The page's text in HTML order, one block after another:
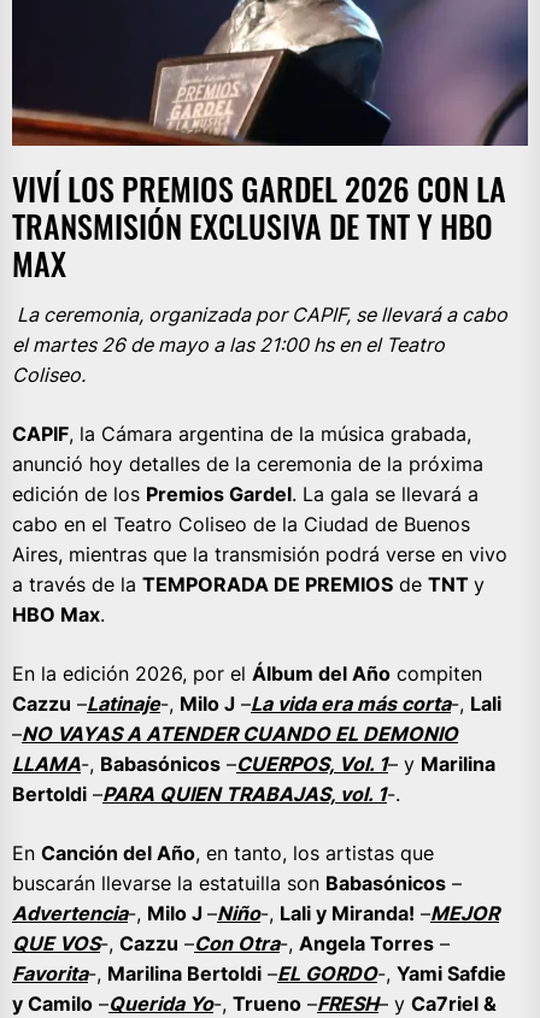
VIVÍ LOS PREMIOS GARDEL 2026 CON LA
TRANSMISIÓN EXCLUSIVA DE TNT Y HBO
MAX
La ceremonia, organizada por CAPIF, se llevará a cabo
el martes 26 de mayo a las 21:00 hs en el Teatro
Coliseo.
CAPIF, la Cámara argentina de la música grabada,
anunció hoy detalles de la ceremonia de la próxima
edición de los Premios Gardel. La gala se llevará a
cabo en el Teatro Coliseo de la Ciudad de Buenos
Aires, mientras que la transmisión podrá verse en vivo
a través de la TEMPORADA DE PREMIOS de TNT y
HBO Max.
En la edición 2026, por el Álbum del Año compiten
Cazzu –Latinaje-, Milo J –La vida era más corta-, Lali
–NO VAYAS A ATENDER CUANDO EL DEMONIO
LLAMA-, Babasónicos –CUERPOS, Vol. 1– y Marilina
Bertoldi –PARA QUIEN TRABAJAS, vol. 1-.
En Canción del Año, en tanto, los artistas que
buscarán llevarse la estatuilla son Babasónicos –
Advertencia-, Milo J –Niño-, Lali y Miranda! –MEJOR
QUE VOS-, Cazzu –Con Otra-, Angela Torres –
Favorita-, Marilina Bertoldi –EL GORDO-, Yami Safdie
y Camilo –Querida Yo-, Trueno –FRESH– y Ca7riel &